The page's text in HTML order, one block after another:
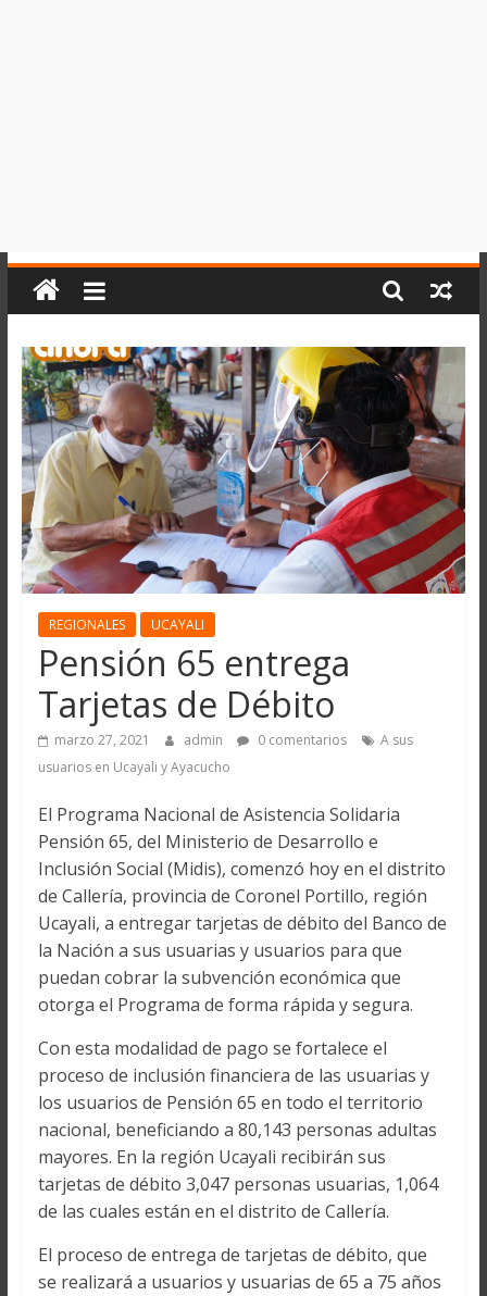
REGIONALES UCAYALI
Pensión 65 entrega
Tarjetas de Débito
marzo 27, 2021 admin 0 comentarios
A sus
usuarios en Ucayali y Ayacucho
El Programa Nacional de Asistencia Solidaria
Pensión 65, del Ministerio de Desarrollo e
Inclusión Social (Midis), comenzó hoy en el distrito
de Callería, provincia de Coronel Portillo, región
Ucayali, a entregar tarjetas de débito del Banco de
la Nación a sus usuarias y usuarios para que
puedan cobrar la subvención económica que
otorga el Programa de forma rápida y segura.
Con esta modalidad de pago se fortalece el
proceso de inclusión financiera de las usuarias y
los usuarios de Pensión 65 en todo el territorio
nacional, beneficiando a 80,143 personas adultas
mayores. En la región Ucayali recibirán sus
tarjetas de débito 3,047 personas usuarias, 1,064
de las cuales están en el distrito de Callería.
El proceso de entrega de tarjetas de débito, que
se realizará a usuarios y usuarias de 65 a 75 años